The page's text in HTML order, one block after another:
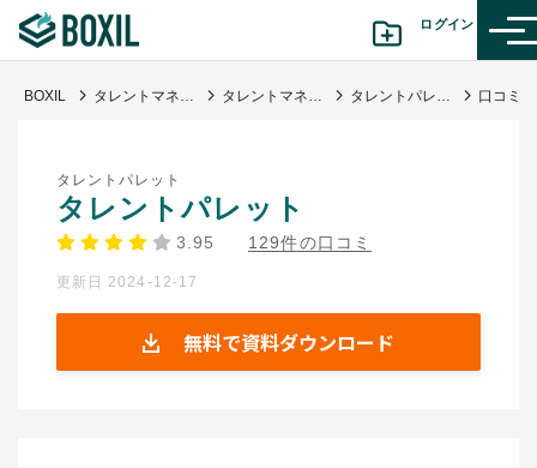
ログイン
診断から探す(β版)
BOXILの使い方ガイド 情報掲載をご希望の方へ
BOXIL タレントマネジメントシステム比較25選 11月人気ランキングとおすすめ選び方 タレントマネジメントシステム タレントパレット
タレントパレット
タレントパレット
3.95 129件の口コミ
更新日 2024-12-17
無料で資料ダウンロード